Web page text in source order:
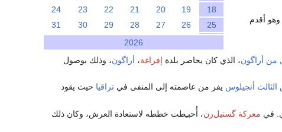
18
19
20
21
22
23
24
25
26
27
28
29
30
31
2026
. وهو أقدم
من أراگون، الذي كان يحاصر بلدة إفراغة، أراگون، وذلك بوصول
أنجيلوس يفر من عاصمته إلى المنفى فيتراقيا حيث يقود
في معركة گستيل‌رن، أُحبـِطت خططه لاستعادة العرش، وكان ذلك